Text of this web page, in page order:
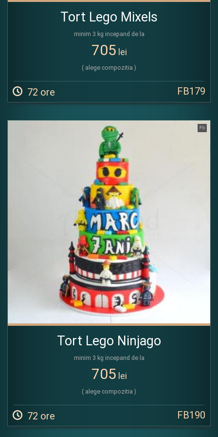
Tort Lego Mixels
minim 3 kg incepand de la
705 lei
( alege compozitia )
72 ore FB179
Fb
Tort Lego Ninjago
minim 3 kg incepand de la
705 lei
( alege compozitia )
72 ore FB190